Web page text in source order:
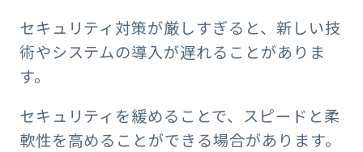
セキュリティ対策が厳しすぎると、新しい技
術やシステムの導入が遅れることがありま
す。
セキュリティを緩めることで、スピードと柔
軟性を高めることができる場合があります。